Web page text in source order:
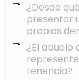
¿Desde
presentar
propios
¿El abuelo
tenencia?